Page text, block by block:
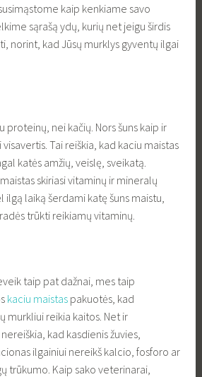
kaip kenkiame savo
sąrašą ydų, kurių net jeigu širdis
norint, kad Jūsų murklys gyventų ilgai
proteinų, nei kačių. Nors šuns kaip ir
Tai reiškia, kad kaciu maistas
katės amžių, veislę, sveikatą.
skiriasi vitaminų ir mineralų
ilgą laiką šerdami katę šuns maistu,
trūkti reikiamų vitaminų.
taip pat dažnai, mes taip
kaciu maistas pakuotės, kad
murkliui reikia kaitos. Net ir
kad kasdienis žuvies,
ilgainiui nereikš kalcio, fosforo ar
trūkumo. Kaip sako veterinarai,